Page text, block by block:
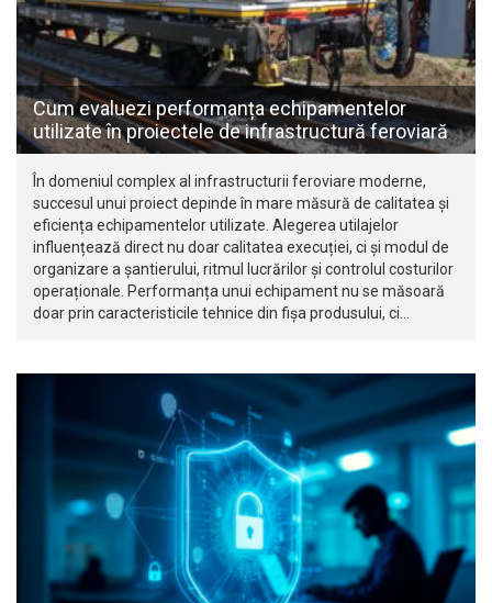
Cum evaluezi performanța echipamentelor
utilizate în proiectele de infrastructură feroviară
În domeniul complex al infrastructurii feroviare moderne,
succesul unui proiect depinde în mare măsură de calitatea și
eficiența echipamentelor utilizate. Alegerea utilajelor
influențează direct nu doar calitatea execuției, ci și modul de
organizare a șantierului, ritmul lucrărilor și controlul costurilor
operaționale. Performanța unui echipament nu se măsoară
doar prin caracteristicile tehnice din fișa produsului, ci…